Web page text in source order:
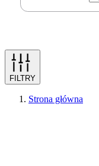
FILTRY
Strona główna